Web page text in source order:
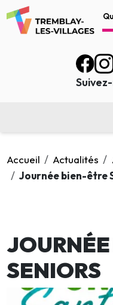
Accueil Actualités
Journée bien-être
SENIORS